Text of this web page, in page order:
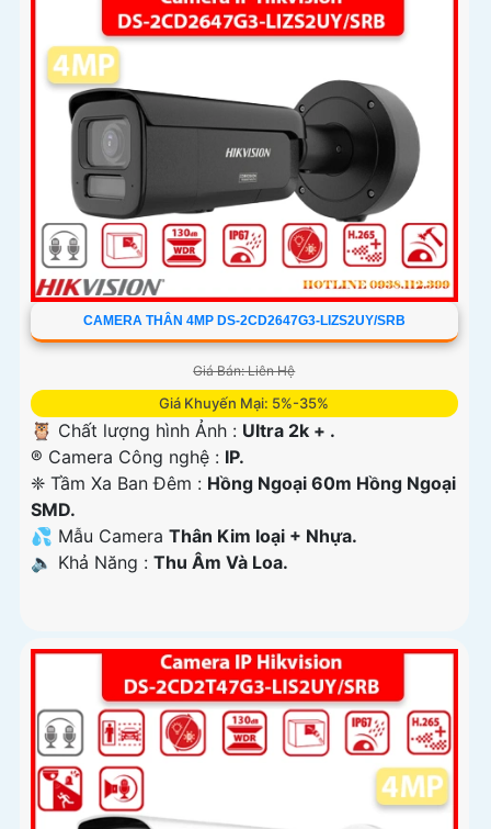
CAMERA THÂN 4MP DS-2CD2647G3-LIZS2UY/SRB
Giá Bán: Liên Hệ
Giá Khuyến Mại: 5%-35%
🦉 Chất lượng hình Ảnh : Ultra 2k + .
®️ Camera Công nghệ : IP.
❈ Tầm Xa Ban Đêm : Hồng Ngoại 60m Hồng Ngoại
SMD.
💦 Mẫu Camera Thân Kim loại + Nhựa.
️🔈 Khả Năng : Thu Âm Và Loa.